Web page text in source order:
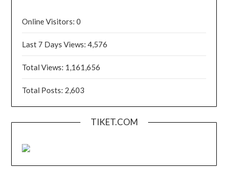
Online Visitors:0
Last 7 Days Views:4,576
Total Views: 1,161,656
Total Posts: 2,603
TIKET.COM